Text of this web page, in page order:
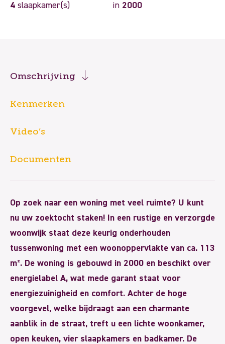
4 slaapkamer(s)
in 2000
Omschrijving
Kenmerken
Video’s
Documenten
Op zoek naar een woning met veel ruimte? U kunt
nu uw zoektocht staken! In een rustige en verzorgde
woonwijk staat deze keurig onderhouden
tussenwoning met een woonoppervlakte van ca. 113
m². De woning is gebouwd in 2000 en beschikt over
energielabel A, wat mede garant staat voor
energiezuinigheid en comfort. Achter de hoge
voorgevel, welke bijdraagt aan een charmante
aanblik in de straat, treft u een lichte woonkamer,
open keuken, vier slaapkamers en badkamer. De